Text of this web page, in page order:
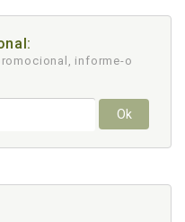
informe-o
Ok